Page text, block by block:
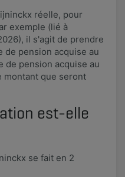
réelle, pour
exemple (lié à
il s'agit de prendre
de pension acquise au
de pension acquise au
montant que seront
est-elle
se fait en 2